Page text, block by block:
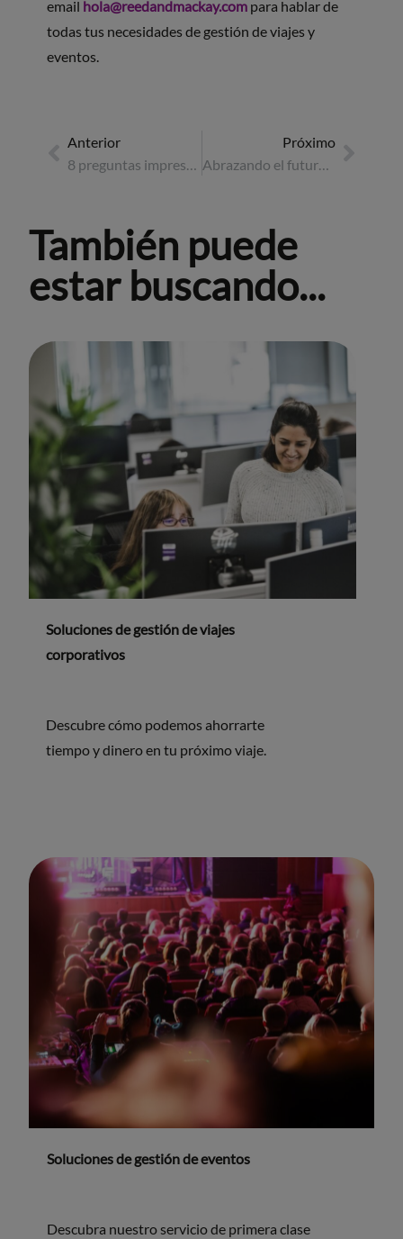
email hola@reedandmackay.compara hablar de
todas tus necesidades de gestión de viajes y
eventos.
Anterior
8 preguntas imprescindibles a incluir en el briefing de tu evento
Próximo
Abrazando el futuro de los viajes de corporativos
También puede
estar buscando...
Soluciones de gestión de viajes
corporativos
Descubre cómo podemos ahorrarte
tiempo y dinero en tu próximo viaje.
Soluciones de gestión de eventos
Descubra nuestro servicio de primera clase